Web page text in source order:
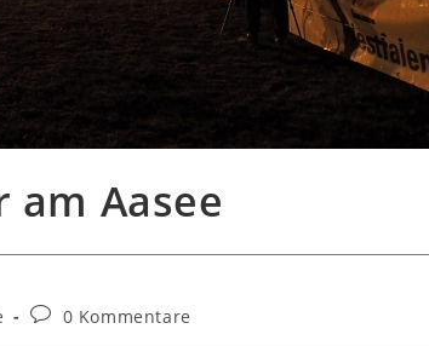
Aasee
Beitrags-
0 Kommentare